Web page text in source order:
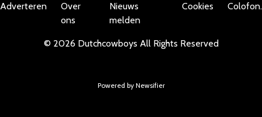
Adverteren
Over
ons
Nieuws
melden
Cookies Colofon.
© 2026 Dutchcowboys All Rights Reserved
Powered by Newsifier